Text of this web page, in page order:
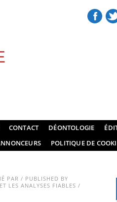
CONTACT DÉONTOLOGIE
POLITIQUE DE
PAR / PUBLISHED BY
LES ANALYSES FIABLES /